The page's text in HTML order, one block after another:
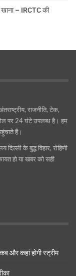
– IRCTC की
राजनीति, टेक,
पर 24 घंटे उपलब्ध है। हम
हैं।
के बुद्ध विहार, रोहिणी
हो या खबर को सही
और कहां होगी स्ट्रीम